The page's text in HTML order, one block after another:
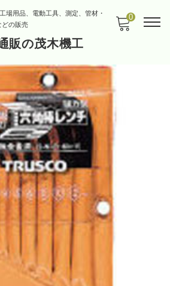
場用品、電動工具、測定、管材・
どの販売
販の茂木機工
0